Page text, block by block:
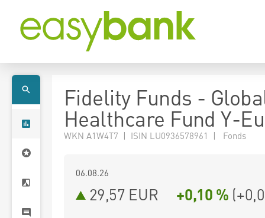
Fidelity Funds -
Healthcare Fund Y-
WKN A1W4T7 | ISIN LU0936578961 | Fonds
06.08.26
29,57 EUR +0,10 % (